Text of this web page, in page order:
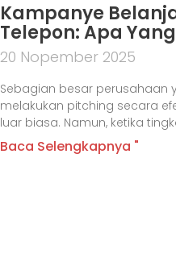
Kampanye
Telepon: Apa
20 Nopember 2025
Sebagian besar perusahaan
melakukan pitching secara
luar biasa. Namun, ketika
Baca Selengkapnya "